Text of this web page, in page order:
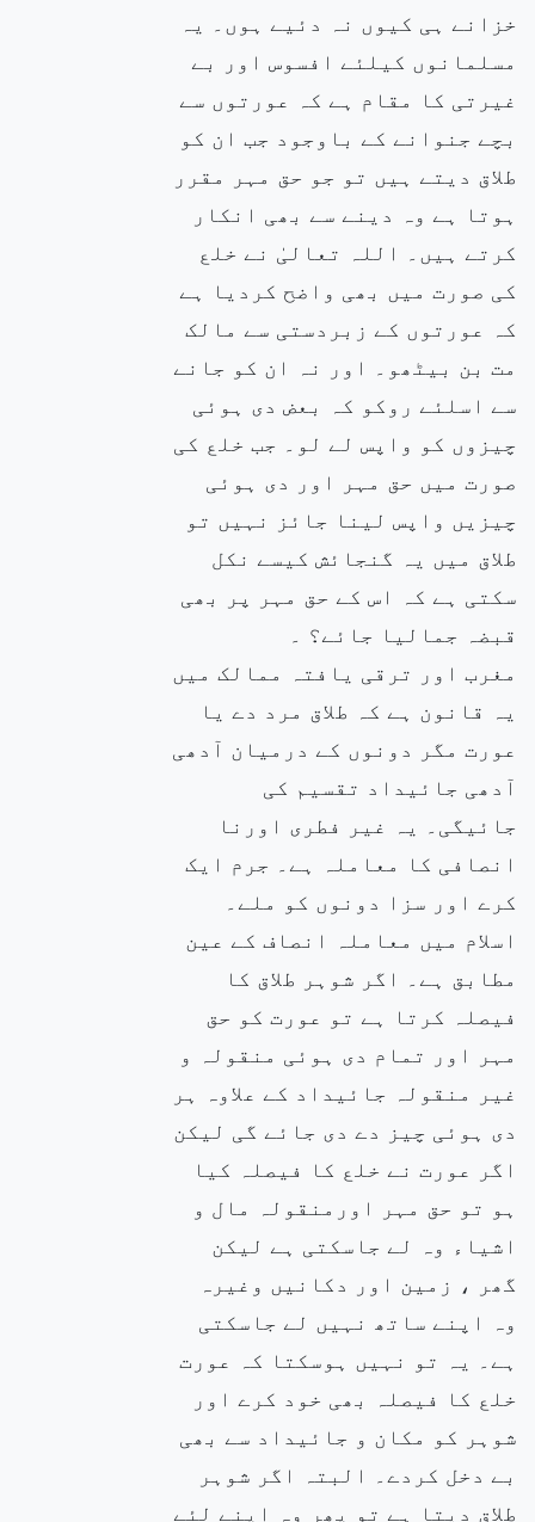
خزانے ہی کیوں نہ دئیے ہوں۔ یہ
مسلمانوں کیلئے افسوس اور بے
غیرتی کا مقام ہے کہ عورتوں سے
بچے جنوانے کے باوجود جب ان کو
طلاق دیتے ہیں تو جو حق مہر مقرر
ہوتا ہے وہ دینے سے بھی انکار
کرتے ہیں۔ اللہ تعالیٰ نے خلع
کی صورت میں بھی واضح کردیا ہے
کہ عورتوں کے زبردستی سے مالک
مت بن بیٹھو۔ اور نہ ان کو جانے
سے اسلئے روکو کہ بعض دی ہوئی
چیزوں کو واپس لے لو۔ جب خلع کی
صورت میں حق مہر اور دی ہوئی
چیزیں واپس لینا جائز نہیں تو
طلاق میں یہ گنجائش کیسے نکل
سکتی ہے کہ اس کے حق مہر پر بھی
قبضہ جمالیا جائے؟ ۔
مغرب اور ترقی یافتہ ممالک میں
یہ قانون ہے کہ طلاق مرد دے یا
عورت مگر دونوں کے درمیان آدھی
آدھی جائیداد تقسیم کی
جائیگی۔ یہ غیر فطری اورنا
انصافی کا معاملہ ہے۔ جرم ایک
کرے اور سزا دونوں کو ملے۔
اسلام میں معاملہ انصاف کے عین
مطابق ہے۔ اگر شوہر طلاق کا
فیصلہ کرتا ہے تو عورت کو حق
مہر اور تمام دی ہوئی منقولہ و
غیر منقولہ جائیداد کے علاوہ ہر
دی ہوئی چیز دے دی جائے گی لیکن
اگر عورت نے خلع کا فیصلہ کیا
ہو تو حق مہر اورمنقولہ مال و
اشیاء وہ لے جاسکتی ہے لیکن
گھر ، زمین اور دکانیں وغیرہ
وہ اپنے ساتھ نہیں لے جاسکتی
ہے۔ یہ تو نہیں ہوسکتا کہ عورت
خلع کا فیصلہ بھی خود کرے اور
شوہر کو مکان و جائیداد سے بھی
بے دخل کردے۔ البتہ اگر شوہر
طلاق دیتا ہے تو پھر وہ اپنے لئے